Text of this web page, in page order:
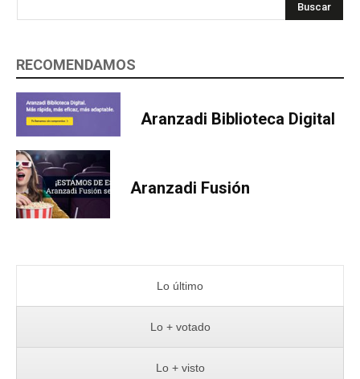
Buscar
RECOMENDAMOS
Aranzadi Biblioteca Digital
Aranzadi Fusión
Lo último
Lo + votado
Lo + visto